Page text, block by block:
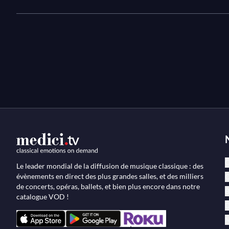
Le leader mondial de la diffusion de musique classique : des
évènements en direct des plus grandes salles, et des milliers
de concerts, opéras, ballets, et bien plus encore dans notre
catalogue VOD !